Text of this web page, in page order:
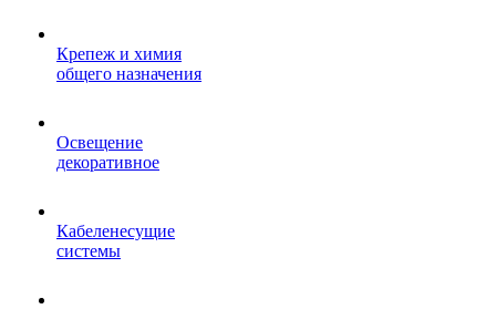
Крепеж и химия
общего назначения
Освещение
декоративное
Кабеленесущие
системы